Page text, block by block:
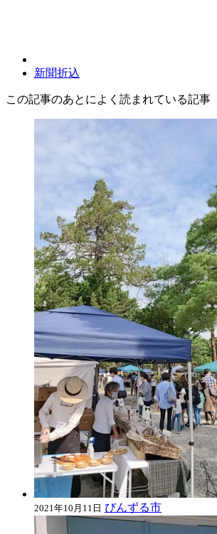
新聞折込
この記事のあとによく読まれている記事
2021年10月11日 びんずる市